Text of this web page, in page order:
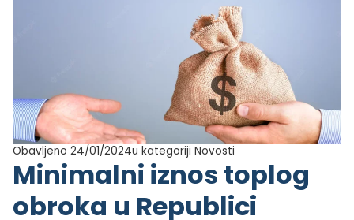
Obavljeno 24/01/2024u kategoriji Novosti
Minimalni iznos toplog
obroka u Republici